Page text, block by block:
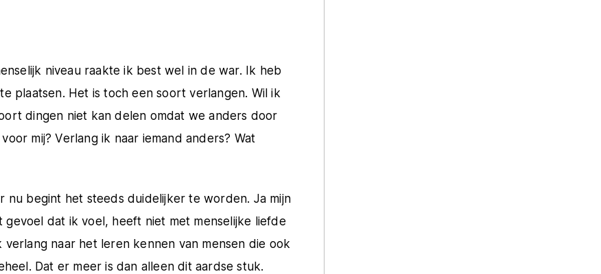
niveau raakte ik best wel in de war. Ik heb
plaatsen. Het is toch een soort verlangen. Wil ik
dingen niet kan delen omdat we anders door
mij? Verlang ik naar iemand anders? Wat
nu begint het steeds duidelijker te worden. Ja mijn
dat ik voel, heeft niet met menselijke liefde
naar het leren kennen van mensen die ook
Dat er meer is dan alleen dit aardse stuk.